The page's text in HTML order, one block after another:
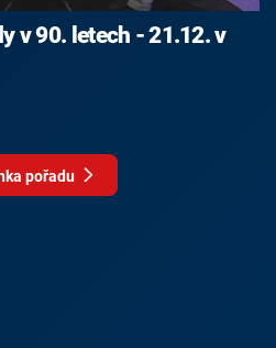
v 90. letech - 21.12. v
pořadu